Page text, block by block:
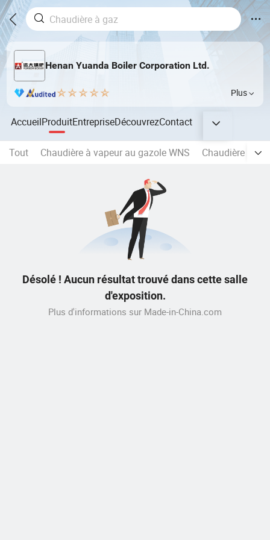
Henan Yuanda Boiler Corporation Ltd.
Plus
AccueilProduitEntrepriseDécouvrezContact
Tout Chaudière à vapeur au gazole WNS Chaudière à
Désolé ! Aucun résultat trouvé dans cette salle
d'exposition.
Plus d'informations sur Made-in-China.com